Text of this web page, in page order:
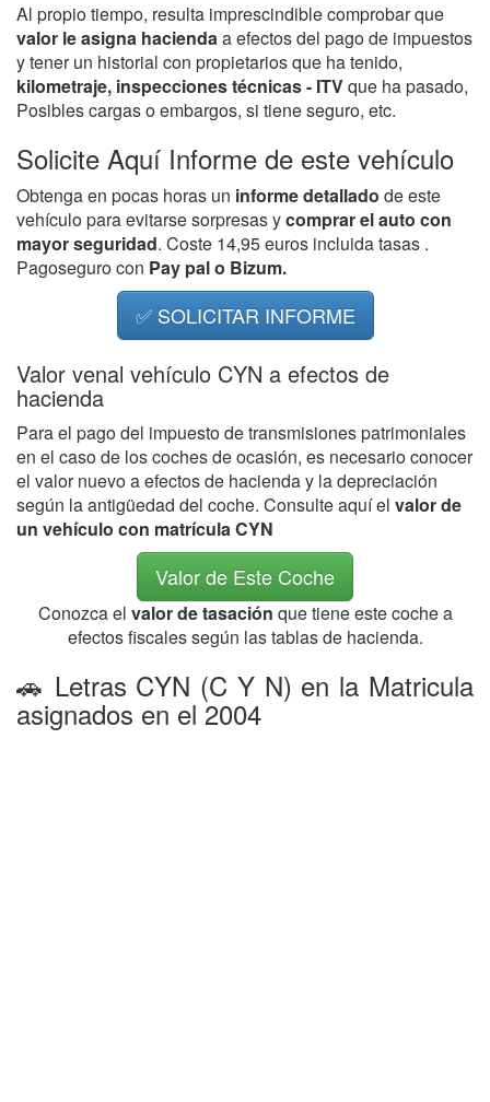
Al propio tiempo, resulta imprescindible comprobar que
valor le asigna haciendaa efectos del pago de impuestos
y tener un historial con propietarios que ha tenido,
kilometraje, inspecciones técnicas - ITVque ha pasado,
Posibles cargas o embargos, si tiene seguro, etc.
Solicite Aquí Informe de este vehículo
Obtenga en pocas horas un informe detallado de este
vehículo para evitarse sorpresas ycomprar el auto con
mayor seguridad. Coste 14,95 euros incluida tasas .
Pagoseguro con Pay pal o Bizum.
✅ SOLICITAR INFORME
Valor venal vehículo CYN a efectos de
hacienda
Para el pago del impuesto de transmisiones patrimoniales
en el caso de los coches de ocasión, es necesario conocer
el valor nuevo a efectos de hacienda y la depreciación
según la antigüedad del coche. Consulte aquí el valor de
un vehículo con matrícula CYN
Valor de Este Coche
Conozca el valor de tasación que tiene este coche a
efectos fiscales según las tablas de hacienda.
🚗 Letras CYN (C Y N) en la Matricula
asignados en el 2004